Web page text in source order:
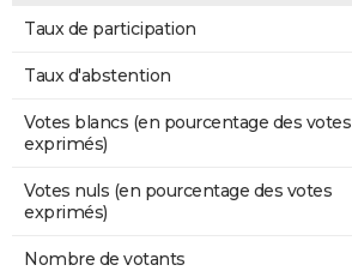
Taux de participation
Taux d'abstention
Votes blancs (en pourcentage des votes
exprimés)
Votes nuls (en pourcentage des votes
exprimés)
Nombre de votants